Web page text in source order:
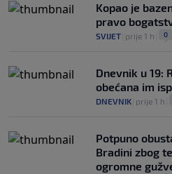
Kopao je
pravo
SVIJET prije 1 h 0
Dnevnik u 19:
obećana im
DNEVNIK prije 1 h
Potpuno
Bradini zbog
ogromne